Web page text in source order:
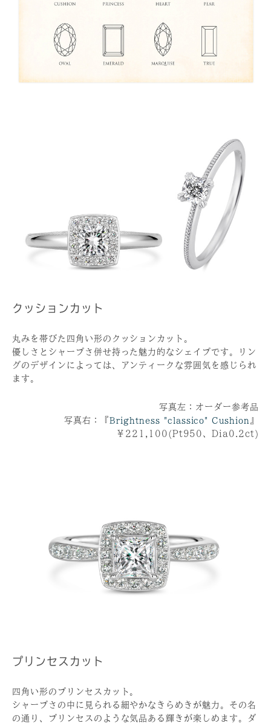
クッションカット
丸みを帯びた四角い形のクッションカット。
優しさとシャープさ併せ持った魅力的なシェイプです。リン
グのデザインによっては、アンティークな雰囲気を感じられ
ます。
写真左：オーダー参考品
写真右：『Brightness "classico" Cushion 』
￥221,100(Pt950、Dia0.2ct)
プリンセスカット
四角い形のプリンセスカット。
シャープさの中に見られる細やかなきらめきが魅力。その名
の通り、プリンセスのような気品ある輝きが楽しめます。ダ